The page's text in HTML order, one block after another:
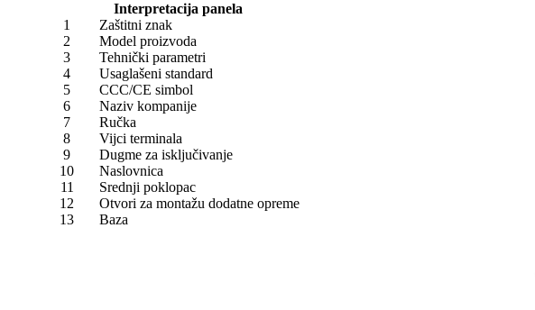
Interpretacija panela
1
Zaštitni znak
2
Model proizvoda
3
Tehnički parametri
4
Usaglašeni standard
5
CCC/CE simbol
6
Naziv kompanije
7
Ručka
8
Vijci terminala
9
Dugme za isključivanje
10
Naslovnica
11
Srednji poklopac
12
Otvori za montažu dodatne opreme
13
Baza